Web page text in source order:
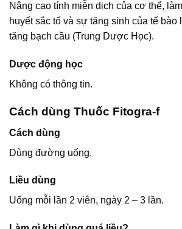
Nâng cao tính miễn dịch của cơ thể,
huyết sắc tố và sự tăng sinh của tế
tăng bạch cầu (Trung Dược Học).
Dược động học
Không có thông tin.
Cách dùng Thuốc Fitogra-f
Cách dùng
Dùng đường uống.
Liều dùng
Uống mỗi lần 2 viên, ngày 2 – 3 lần.